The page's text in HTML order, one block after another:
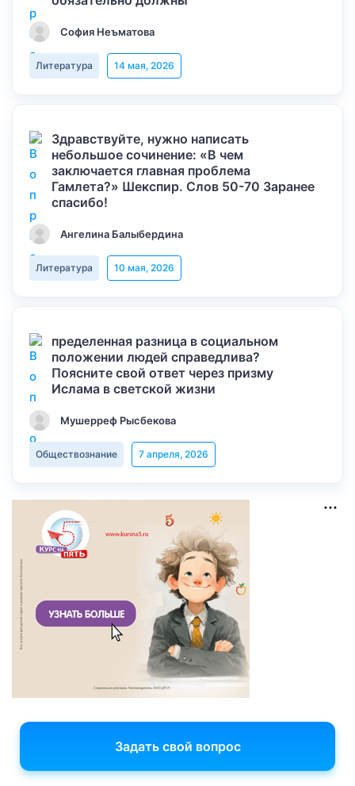
София Неъматова
Литература 14 мая, 2026
Здравствуйте, нужно написать
небольшое сочинение: «В чем
заключается главная проблема
Гамлета?» Шекспир. Слов 50-70 Заранее
спасибо!
Ангелина Балыбердина
Литература 10 мая, 2026
пределенная разница в социальном
положении людей справедлива?
Поясните свой ответ через призму
Ислама в светской жизни
Мушерреф Рысбекова
Обществознание 7 апреля, 2026
Задать свой вопрос